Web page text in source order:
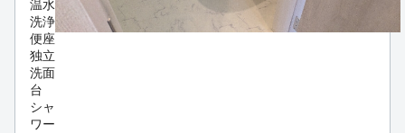
温水
洗浄
便座
独立
洗面
台
シャ
ワー